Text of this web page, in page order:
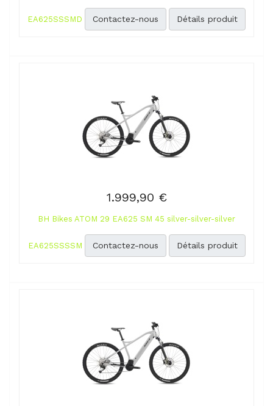
EA625SSSMD Contactez-nous Détails produit
1.999,90 €
BH Bikes ATOM 29 EA625 SM 45 silver-silver-silver
EA625SSSSM Contactez-nous Détails produit